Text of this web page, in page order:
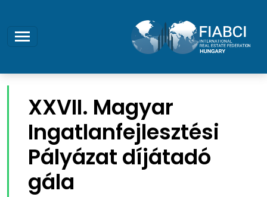
XXVII. Magyar
Ingatlanfejlesztési
Pályázat díjátadó
gála